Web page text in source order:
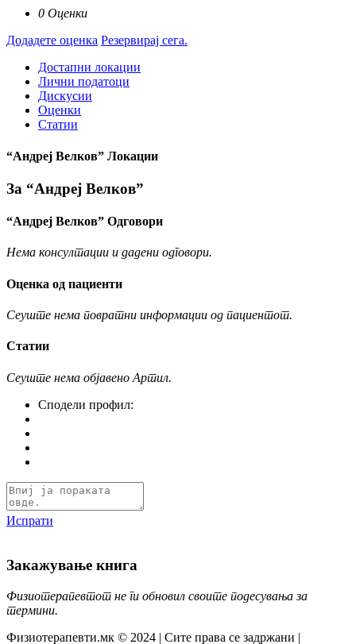
0 Оценки
Додадете оценка Резервирај сега.
Достапни локации
Лични податоци
Дискусии
Оценки
Статии
“Андреј Велков” Локации
За “Андреј Велков”
“Андреј Велков” Одговори
Нема консултации и дадени одговори.
Оценка од пациенти
Сеуште нема повратни информации од пациентот.
Статии
Сеуште нема објавено Артил.
Сподели профил:
Испрати
Закажување книга
Физиотерапевтот не ги обновил своите подесувања за
термини.
Физиотерапевти.мк © 2024 | Сите права се задржани |